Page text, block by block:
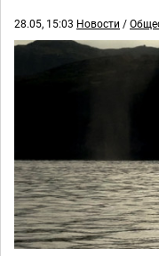
28.05, 15:03 Новости /